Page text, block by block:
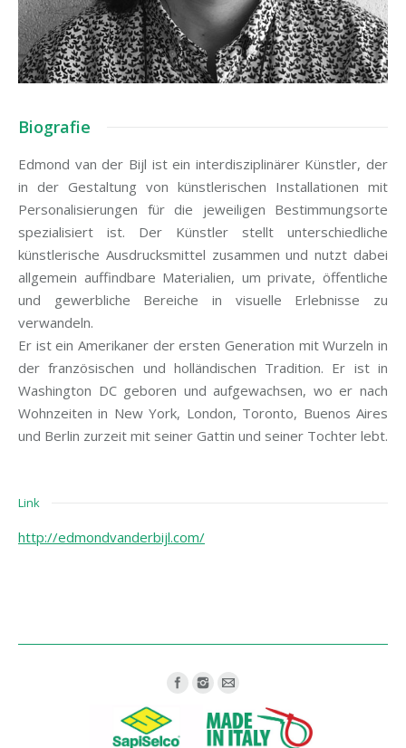
Biografie
Edmond van der Bijl ist ein interdisziplinärer Künstler, der
in der Gestaltung von künstlerischen Installationen mit
Personalisierungen für die jeweiligen Bestimmungsorte
spezialisiert ist. Der Künstler stellt unterschiedliche
künstlerische Ausdrucksmittel zusammen und nutzt dabei
allgemein auffindbare Materialien, um private, öffentliche
und gewerbliche Bereiche in visuelle Erlebnisse zu
verwandeln.
Er ist ein Amerikaner der ersten Generation mit Wurzeln in
der französischen und holländischen Tradition. Er ist in
Washington DC geboren und aufgewachsen, wo er nach
Wohnzeiten in New York, London, Toronto, Buenos Aires
und Berlin zurzeit mit seiner Gattin und seiner Tochter lebt.
Link
http://edmondvanderbijl.com/